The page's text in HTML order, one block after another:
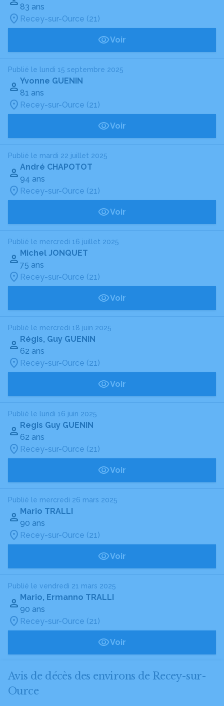
83 ans
Recey-sur-Ource (21)
Voir
Publié le lundi 15 septembre 2025
Yvonne GUENIN
81 ans
Recey-sur-Ource (21)
Voir
Publié le mardi 22 juillet 2025
André CHAPOTOT
94 ans
Recey-sur-Ource (21)
Voir
Publié le mercredi 16 juillet 2025
Michel JONQUET
75 ans
Recey-sur-Ource (21)
Voir
Publié le mercredi 18 juin 2025
Régis, Guy GUENIN
62 ans
Recey-sur-Ource (21)
Voir
Publié le lundi 16 juin 2025
Regis Guy GUENIN
62 ans
Recey-sur-Ource (21)
Voir
Publié le mercredi 26 mars 2025
Mario TRALLI
90 ans
Recey-sur-Ource (21)
Voir
Publié le vendredi 21 mars 2025
Mario, Ermanno TRALLI
90 ans
Recey-sur-Ource (21)
Voir
Avis de décès des environs de Recey-sur-
Ource